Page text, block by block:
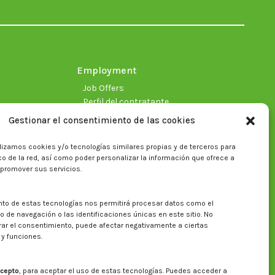
Gestionar el consentimiento de las cookies
cookies y/o tecnologías similares propias y de terceros para
de la red, así como poder personalizar la información que ofrece a
sus servicios.
de estas tecnologías nos permitirá procesar datos como el
de navegación o las identificaciones únicas en este sitio. No
el consentimiento, puede afectar negativamente a ciertas
funciones.
, para aceptar el uso de estas tecnologías. Puedes acceder a
new new new new new new
Employment
Job Offers
Perfil del contratante
Search on CITA website
Search: